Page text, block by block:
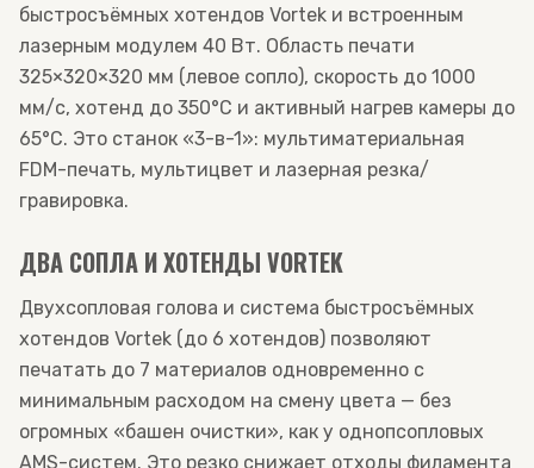
быстросъёмных хотендов Vortek и встроенным
лазерным модулем 40 Вт. Область печати
325×320×320 мм (левое сопло), скорость до 1000
мм/с, хотенд до 350°C и активный нагрев камеры до
65°C. Это станок «3-в-1»: мультиматериальная
FDM-печать, мультицвет и лазерная резка/
гравировка.
ДВА СОПЛА И ХОТЕНДЫ VORTEK
Двухсопловая голова и система быстросъёмных
хотендов Vortek (до 6 хотендов) позволяют
печатать до 7 материалов одновременно с
минимальным расходом на смену цвета — без
огромных «башен очистки», как у однопсопловых
AMS-систем. Это резко снижает отходы филамента